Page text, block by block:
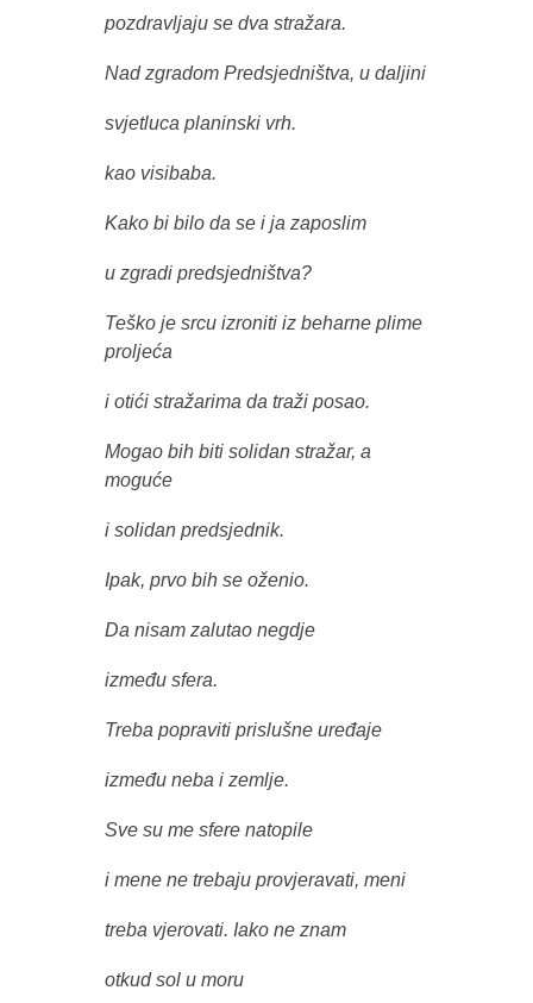
pozdravljaju se dva stražara.
Nad zgradom Predsjedništva, u daljini
svjetluca planinski vrh.
kao visibaba.
Kako bi bilo da se i ja zaposlim
u zgradi predsjedništva?
Teško je srcu izroniti iz beharne plime
proljeća
i otići stražarima da traži posao.
Mogao bih biti solidan stražar, a
moguće
i solidan predsjednik.
Ipak, prvo bih se oženio.
Da nisam zalutao negdje
između sfera.
Treba popraviti prislušne uređaje
između neba i zemlje.
Sve su me sfere natopile
i mene ne trebaju provjeravati, meni
treba vjerovati. Iako ne znam
otkud sol u moru